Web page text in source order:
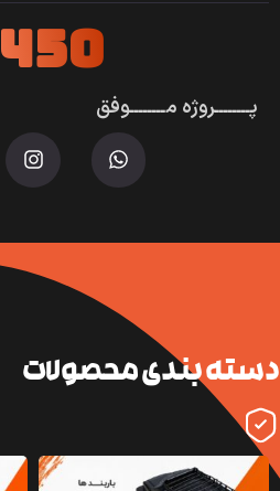
450+
پــــــــروژه مــــــــوفق
دسته بندی محصولات